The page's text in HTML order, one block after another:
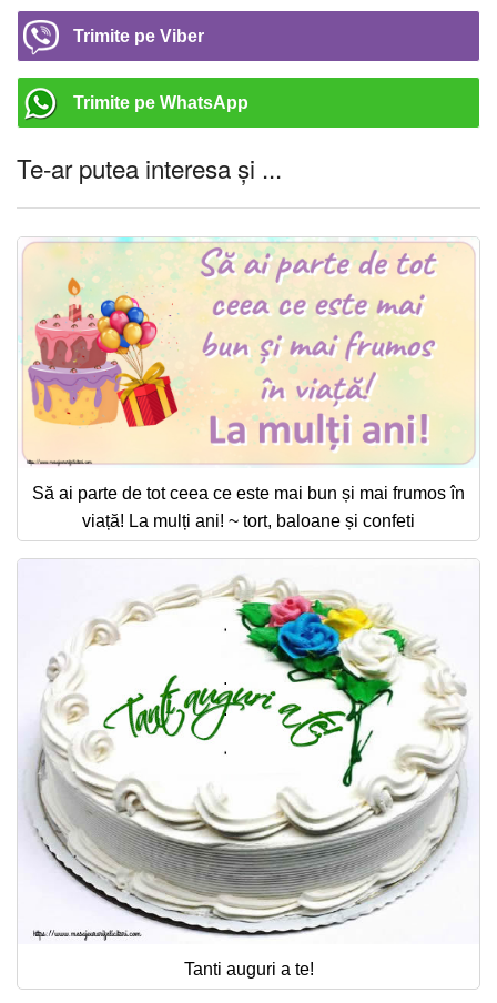
Trimite pe Viber
Trimite pe WhatsApp
Te-ar putea interesa și ...
Să ai parte de tot ceea ce este mai bun și mai frumos în
viață! La mulți ani! ~ tort, baloane și confeti
Tanti auguri a te!